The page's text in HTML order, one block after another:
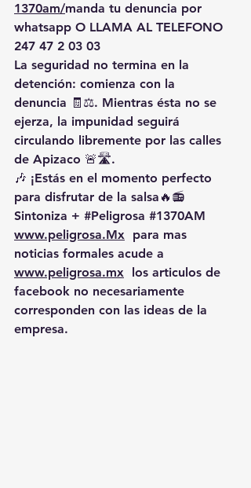
1370am/manda tu denuncia por
whatsapp O LLAMA AL TELEFONO
247 47 2 03 03
La seguridad no termina en la
detención: comienza con la
denuncia 🧾⚖️. Mientras ésta no se
ejerza, la impunidad seguirá
circulando libremente por las calles
de Apizaco 🚨🛣️.
🎶 ¡Estás en el momento perfecto
para disfrutar de la salsa🔥📻
Sintoniza + #Peligrosa #1370AM
www.peligrosa.Mx para mas
noticias formales acude a
www.peligrosa.mx los articulos de
facebook no necesariamente
corresponden con las ideas de la
empresa.